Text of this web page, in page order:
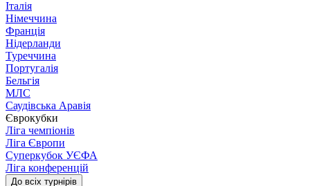
Італія
Німеччина
Франція
Нідерланди
Туреччина
Португалія
Бельгія
МЛС
Саудівська Аравія
Єврокубки
Ліга чемпіонів
Ліга Європи
Суперкубок УЄФА
Ліга конференцій
До всіх турнірів